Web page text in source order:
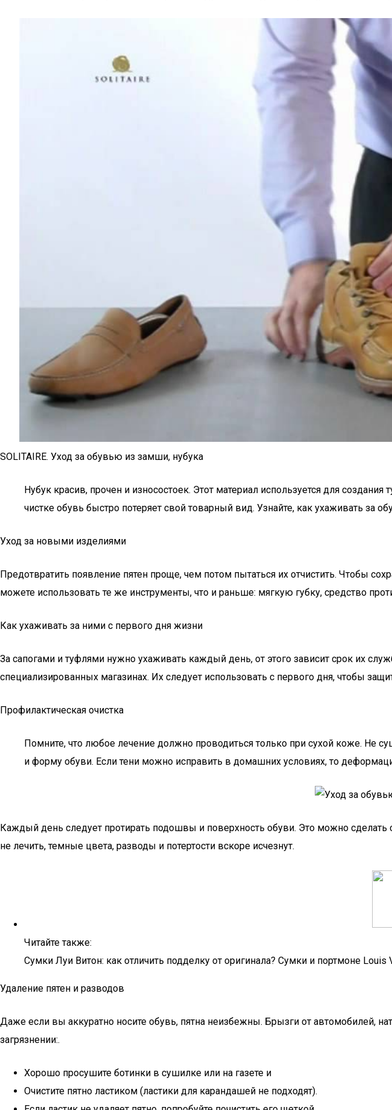
SOLITAIRE. Уход за обувью из замши, нубука
Нубук красив, прочен и износостоек. Этот материал используется для
чистке обувь быстро потеряет свой товарный вид. Узнайте, как ухаживать за
Уход за новыми изделиями
Предотвратить появление пятен проще, чем потом пытаться их отчистить. Чтобы
можете использовать те же инструменты, что и раньше: мягкую губку, средство
Как ухаживать за ними с первого дня жизни
За сапогами и туфлями нужно ухаживать каждый день, от этого зависит срок их
специализированных магазинах. Их следует использовать с первого дня, чтобы
Профилактическая очистка
Помните, что любое лечение должно проводиться только при сухой коже. Не
и форму обуви. Если тени можно исправить в домашних условиях, то
Каждый день следует протирать подошвы и поверхность обуви. Это можно
не лечить, темные цвета, разводы и потертости вскоре исчезнут.
Читайте также:
Сумки Луи Витон: как отличить подделку от оригинала? Сумки и портмоне Louis
Удаление пятен и разводов
Даже если вы аккуратно носите обувь, пятна неизбежны. Брызги от автомобилей,
загрязнении:.
Хорошо просушите ботинки в сушилке или на газете и
Очистите пятно ластиком (ластики для карандашей не подходят).